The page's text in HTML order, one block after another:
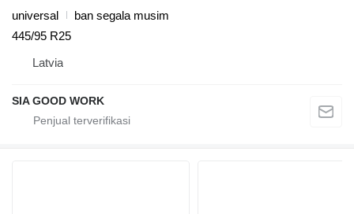
universal
ban segala musim
445/95 R25
Latvia
SIA GOOD WORK